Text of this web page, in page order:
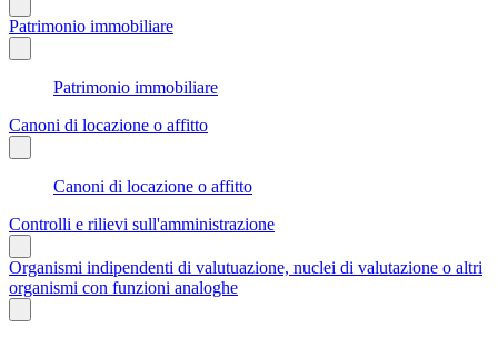
Patrimonio immobiliare
Patrimonio immobiliare
Canoni di locazione o affitto
Canoni di locazione o affitto
Controlli e rilievi sull'amministrazione
Organismi indipendenti di valutuazione, nuclei di valutazione o altri
organismi con funzioni analoghe